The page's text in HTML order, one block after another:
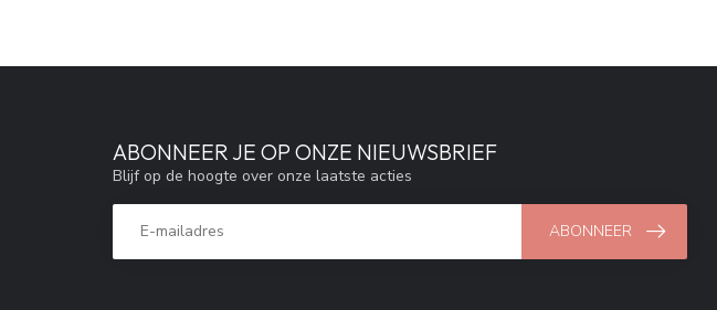
ABONNEER JE OP ONZE NIEUWSBRIEF
Blijf op de hoogte over onze laatste acties
ABONNEER